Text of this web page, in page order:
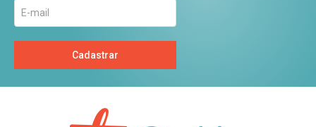
Cadastrar